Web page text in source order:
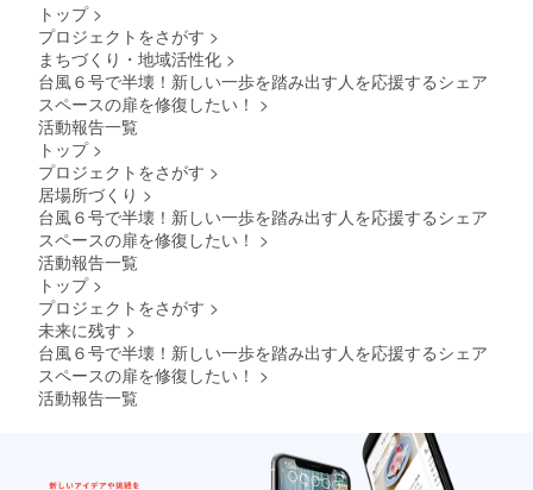
トップ >
プロジェクトをさがす >
まちづくり・地域活性化 >
台風６号で半壊！新しい一歩を踏み出す人を応援するシェア
スペースの扉を修復したい！ >
活動報告一覧
トップ >
プロジェクトをさがす >
居場所づくり >
台風６号で半壊！新しい一歩を踏み出す人を応援するシェア
スペースの扉を修復したい！ >
活動報告一覧
トップ >
プロジェクトをさがす >
未来に残す >
台風６号で半壊！新しい一歩を踏み出す人を応援するシェア
スペースの扉を修復したい！ >
活動報告一覧